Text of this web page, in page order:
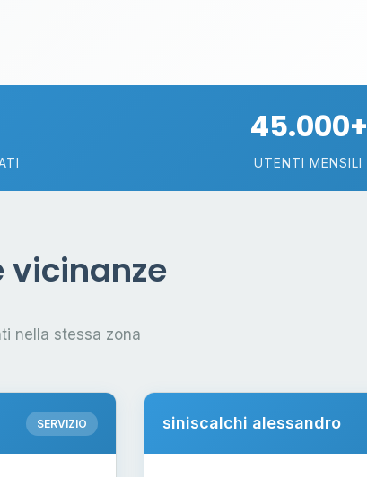
45.000+
UTENTI MENSILI
vicinanze
nella stessa zona
SERVIZIO siniscalchi alessandro